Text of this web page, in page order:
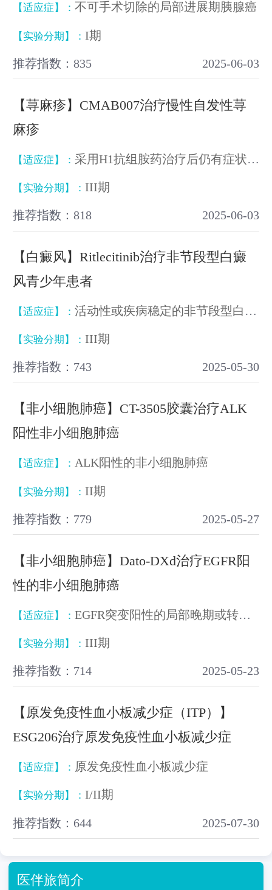
【适应症】： 不可手术切除的局部进展期胰腺癌
【实验分期】： I期
推荐指数：835 2025-06-03
【荨麻疹】CMAB007治疗慢性自发性荨
麻疹
【适应症】： 采用H1抗组胺药治疗后仍有症状的成人和青少年（15岁及以上）慢性自发性荨麻疹
【实验分期】： III期
推荐指数：818 2025-06-03
【白癜风】Ritlecitinib治疗非节段型白癜
风青少年患者
【适应症】： 活动性或疾病稳定的非节段型白癜风
【实验分期】： III期
推荐指数：743 2025-05-30
【非小细胞肺癌】CT-3505胶囊治疗ALK
阳性非小细胞肺癌
【适应症】： ALK阳性的非小细胞肺癌
【实验分期】： II期
推荐指数：779 2025-05-27
【非小细胞肺癌】Dato-DXd治疗EGFR阳
性的非小细胞肺癌
【适应症】： EGFR突变阳性的局部晚期或转移性非小细胞肺癌
【实验分期】： III期
推荐指数：714 2025-05-23
【原发免疫性血小板减少症（ITP）】
ESG206治疗原发免疫性血小板减少症
【适应症】： 原发免疫性血小板减少症
【实验分期】： I/II期
推荐指数：644 2025-07-30
医伴旅简介